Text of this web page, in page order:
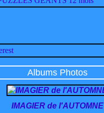
Albums Photos
IMAGIER de l'AUTOMNE